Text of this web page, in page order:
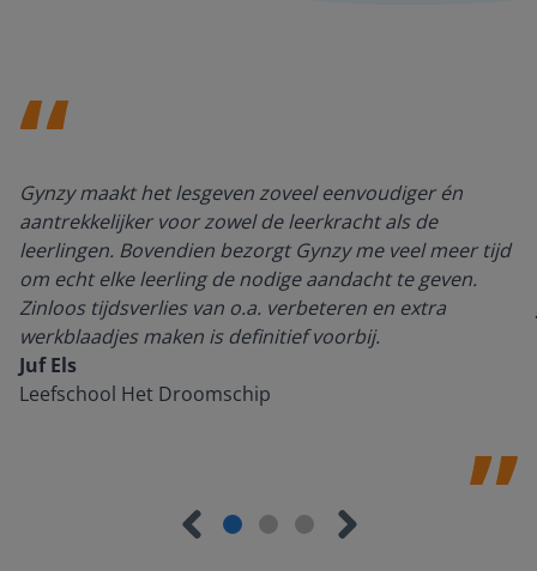
Gynzy maakt het lesgeven zoveel eenvoudiger én
aantrekkelijker voor zowel de leerkracht als de
leerlingen. Bovendien bezorgt Gynzy me veel meer tijd
om echt elke leerling de nodige aandacht te geven.
Zinloos tijdsverlies van o.a. verbeteren en extra
werkblaadjes maken is definitief voorbij.
Juf Els
Leefschool Het Droomschip